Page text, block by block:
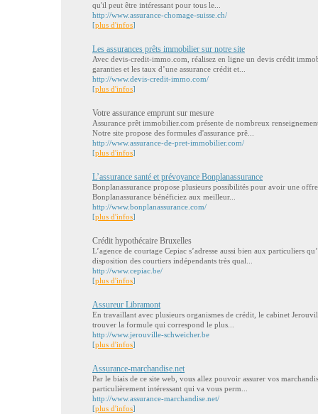
qu'il peut être intéressant pour tous le...
http://www.assurance-chomage-suisse.ch/
[plus d'infos]
Les assurances prêts immobilier sur notre site
Avec devis-credit-immo.com, réalisez en ligne un devis crédit
garanties et les taux d’une assurance crédit et...
http://www.devis-credit-immo.com/
[plus d'infos]
Votre assurance emprunt sur mesure
Assurance prêt immobilier.com présente de nombreux
Notre site propose des formules d'assurance prê...
http://www.assurance-de-pret-immobilier.com/
[plus d'infos]
L’assurance santé et prévoyance Bonplanassurance
Bonplanassurance propose plusieurs possibilités pour avoir une
Bonplanassurance bénéficiez aux meilleur...
http://www.bonplanassurance.com/
[plus d'infos]
Crédit hypothécaire Bruxelles
L’agence de courtage Cepiac s’adresse aussi bien aux particuliers
disposition des courtiers indépendants très qual...
http://www.cepiac.be/
[plus d'infos]
Assureur Libramont
En travaillant avec plusieurs organismes de crédit, le cabinet
trouver la formule qui correspond le plus...
http://www.jerouville-schweicher.be
[plus d'infos]
Assurance-marchandise.net
Par le biais de ce site web, vous allez pouvoir assurer vos
particulièrement intéressant qui va vous perm...
http://www.assurance-marchandise.net/
[plus d'infos]